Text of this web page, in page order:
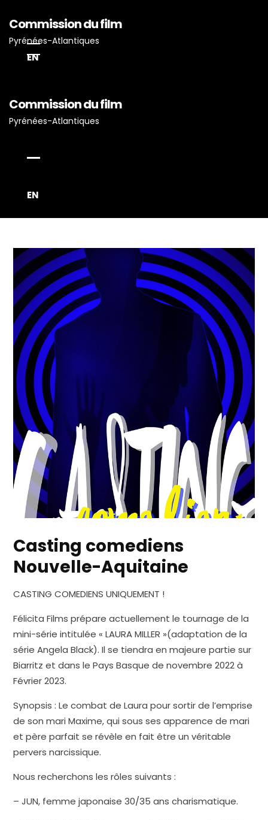
Commission du film
Pyrénées-Atlantiques
EN
Commission du film
Pyrénées-Atlantiques
EN
Vous Avez Un Projet De
Casting comediens
Nouvelle-Aquitaine
CASTING COMEDIENS UNIQUEMENT !
Félicita Films prépare actuellement le tournage de la
mini-série intitulée « LAURA MILLER »(adaptation de la
série Angela Black). Il se tiendra en majeure partie sur
Biarritz et dans le Pays Basque de novembre 2022 à
Février 2023.
Synopsis : Le combat de Laura pour sortir de l’emprise
de son mari Maxime, qui sous ses apparence de mari
et père parfait se révèle en fait être un véritable
pervers narcissique.
Nous recherchons les rôles suivants :
– JUN, femme japonaise 30/35 ans charismatique.